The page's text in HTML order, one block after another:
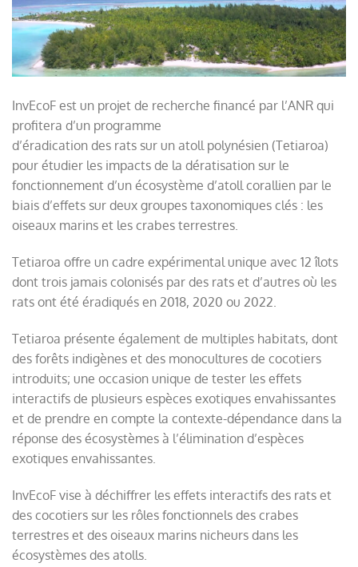
InvEcoF est un projet de recherche financé par l’ANR qui
profitera d’un programme
d’éradication des rats sur un atoll polynésien (Tetiaroa)
pour étudier les impacts de la dératisation sur le
fonctionnement d’un écosystème d’atoll corallien par le
biais d’effets sur deux groupes taxonomiques clés : les
oiseaux marins et les crabes terrestres.
Tetiaroa offre un cadre expérimental unique avec 12 îlots
dont trois jamais colonisés par des rats et d’autres où les
rats ont été éradiqués en 2018, 2020 ou 2022.
Tetiaroa présente également de multiples habitats, dont
des forêts indigènes et des monocultures de cocotiers
introduits; une occasion unique de tester les effets
interactifs de plusieurs espèces exotiques envahissantes
et de prendre en compte la contexte-dépendance dans la
réponse des écosystèmes à l’élimination d’espèces
exotiques envahissantes.
InvEcoF vise à déchiffrer les effets interactifs des rats et
des cocotiers sur les rôles fonctionnels des crabes
terrestres et des oiseaux marins nicheurs dans les
écosystèmes des atolls.